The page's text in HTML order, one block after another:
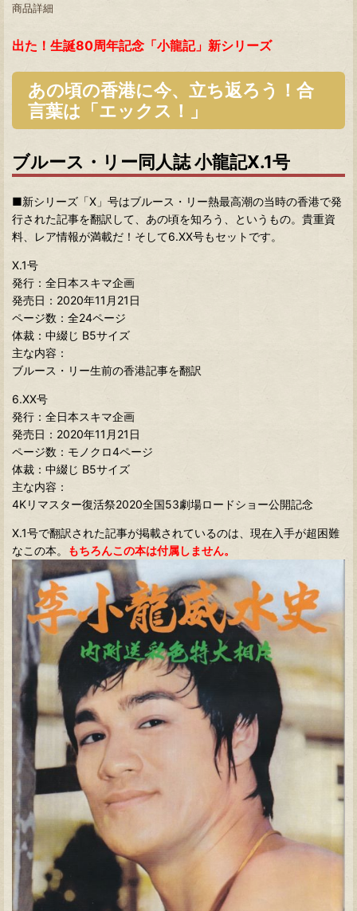
商品詳細
出た！生誕80周年記念「小龍記」新シリーズ
あの頃の香港に今、立ち返ろう！合
言葉は「エックス！」
ブルース・リー同人誌 小龍記X.1号
■新シリーズ「X」号はブルース・リー熱最高潮の当時の香港で発
行された記事を翻訳して、あの頃を知ろう、というもの。貴重資
料、レア情報が満載だ！そして6.XX号もセットです。
X.1号
発行：全日本スキマ企画
発売日：2020年11月21日
ページ数：全24ページ
体裁：中綴じ B5サイズ
主な内容：
ブルース・リー生前の香港記事を翻訳
6.XX号
発行：全日本スキマ企画
発売日：2020年11月21日
ページ数：モノクロ4ページ
体裁：中綴じ B5サイズ
主な内容：
4Kリマスター復活祭2020全国53劇場ロードショー公開記念
X.1号で翻訳された記事が掲載されているのは、現在入手が超困難
なこの本。
もちろんこの本は付属しません。